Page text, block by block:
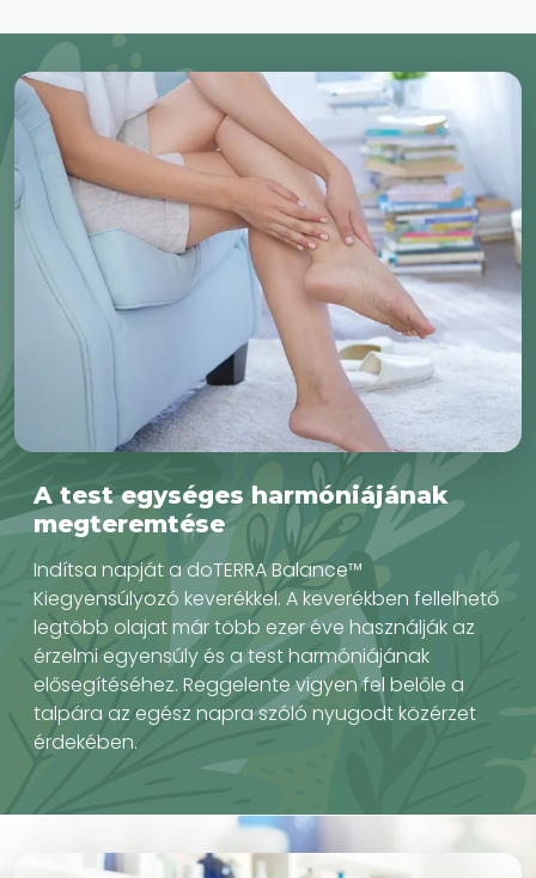
A test egységes harmóniájának
megteremtése
Indítsa napját a doTERRA Balance™
Kiegyensúlyozó keverékkel. A keverékben fellelhető
legtöbb olajat már több ezer éve használják az
érzelmi egyensúly és a test harmóniájának
elősegítéséhez. Reggelente vigyen fel belőle a
talpára az egész napra szóló nyugodt közérzet
érdekében.